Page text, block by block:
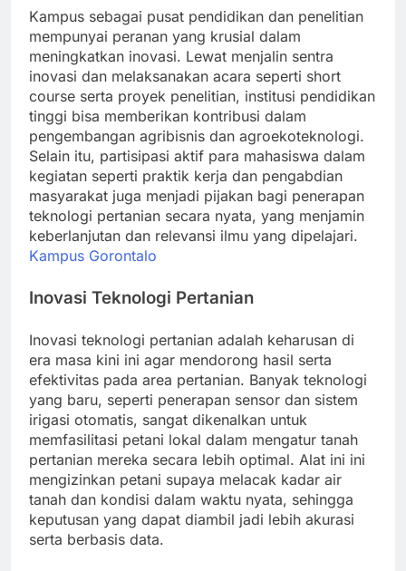
Kampus sebagai pusat pendidikan dan penelitian
mempunyai peranan yang krusial dalam
meningkatkan inovasi. Lewat menjalin sentra
inovasi dan melaksanakan acara seperti short
course serta proyek penelitian, institusi pendidikan
tinggi bisa memberikan kontribusi dalam
pengembangan agribisnis dan agroekoteknologi.
Selain itu, partisipasi aktif para mahasiswa dalam
kegiatan seperti praktik kerja dan pengabdian
masyarakat juga menjadi pijakan bagi penerapan
teknologi pertanian secara nyata, yang menjamin
keberlanjutan dan relevansi ilmu yang dipelajari.
Kampus Gorontalo
Inovasi Teknologi Pertanian
Inovasi teknologi pertanian adalah keharusan di
era masa kini ini agar mendorong hasil serta
efektivitas pada area pertanian. Banyak teknologi
yang baru, seperti penerapan sensor dan sistem
irigasi otomatis, sangat dikenalkan untuk
memfasilitasi petani lokal dalam mengatur tanah
pertanian mereka secara lebih optimal. Alat ini ini
mengizinkan petani supaya melacak kadar air
tanah dan kondisi dalam waktu nyata, sehingga
keputusan yang dapat diambil jadi lebih akurasi
serta berbasis data.